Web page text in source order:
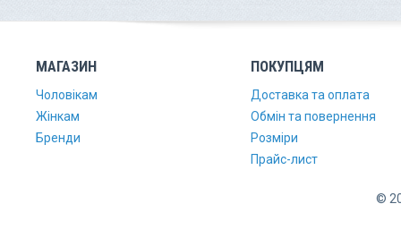
МАГАЗИН
Чоловікам
Жінкам
Бренди
ПОКУПЦЯМ
Доставка та оплата
Обмін та повернення
Розміри
Прайс-лист
©